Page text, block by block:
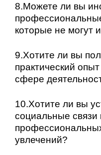
8.Можете ли вы
которые не могут
9.Хотите ли вы
практический
сфере
10.Хотите ли вы
социальные связи
увлечений?